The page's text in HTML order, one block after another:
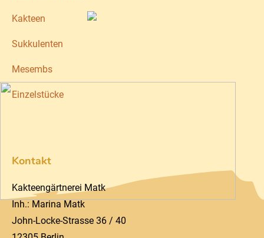
Kakteen
Sukkulenten
Mesembs
Einzelstücke
Kontakt
Kakteengärtnerei Matk
Inh.: Marina Matk
John-Locke-Strasse 36 / 40